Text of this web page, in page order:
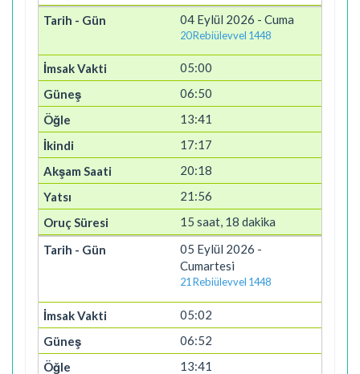
04 Eylül 2026 - Cuma
20 Rebiülevvel 1448
05:00
06:50
13:41
17:17
20:18
21:56
15 saat, 18 dakika
05 Eylül 2026 -
Cumartesi
21 Rebiülevvel 1448
05:02
06:52
13:41